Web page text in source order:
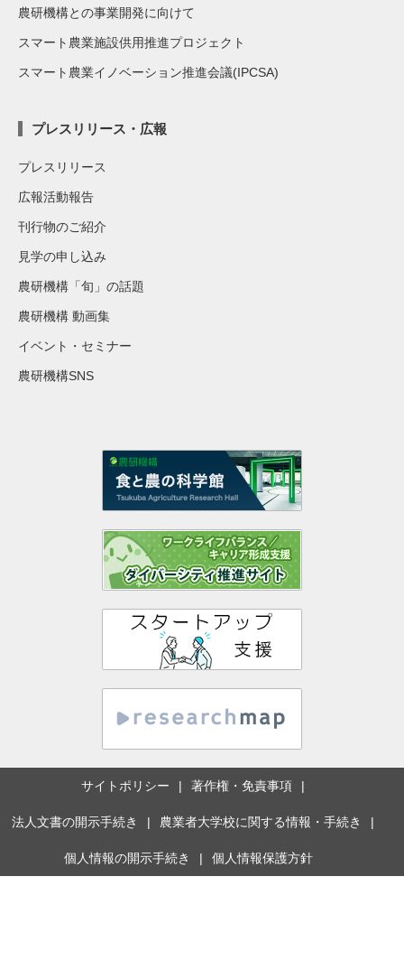
農研機構との事業開発に向けて
スマート農業施設供用推進プロジェクト
スマート農業イノベーション推進会議(IPCSA)
プレスリリース・広報
プレスリリース
広報活動報告
刊行物のご紹介
見学の申し込み
農研機構「旬」の話題
農研機構 動画集
イベント・セミナー
農研機構SNS
サイトポリシー 著作権・免責事項
法人文書の開示手続き 農業者大学校に関する情報・手続き
個人情報の開示手続き 個人情報保護方針